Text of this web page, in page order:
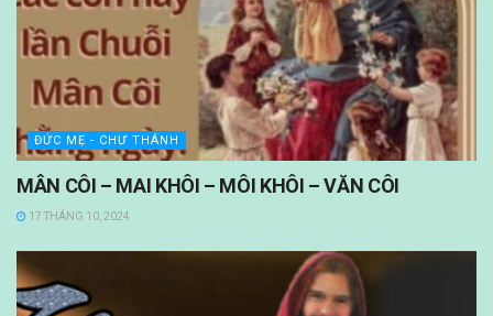
ĐỨC MẸ - CHƯ THÁNH
MÂN CÔI – MAI KHÔI – MÔI KHÔI – VĂN CÔI
17 THÁNG 10, 2024